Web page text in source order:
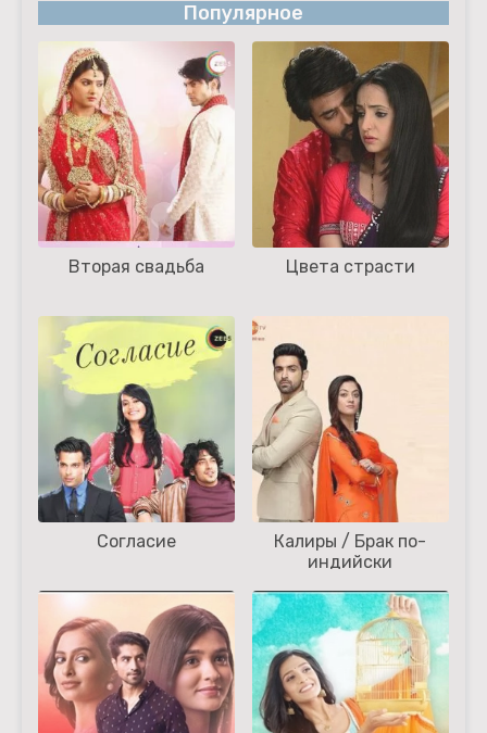
Популярное
Вторая свадьба Цвета страсти
Согласие
Калиры / Брак по-
индийски